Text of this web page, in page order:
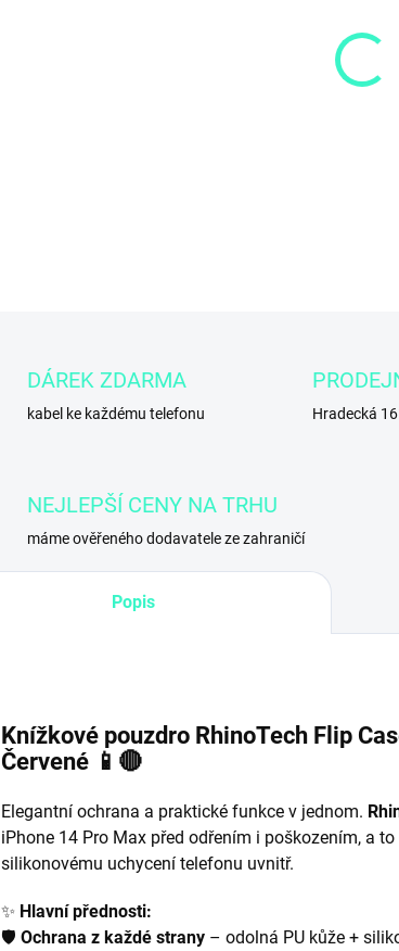
DÁREK ZDARMA
kabel ke každému telefonu Hradecká
NEJLEPŠÍ CENY NA TRHU
máme ověřeného dodavatele ze zahraničí
Popis
Knížkové pouzdro RhinoTech Flip
Červené 📱🔴
Elegantní ochrana a praktické funkce v jednom.
iPhone 14 Pro Max před odřením i poškozením, a
silikonovému uchycení telefonu uvnitř.
✨ Hlavní přednosti:
🛡️ Ochrana z každé strany – odolná PU kůže +